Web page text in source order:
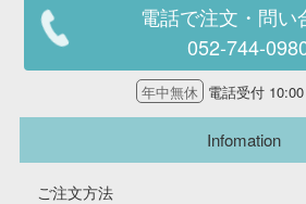
電話で注文・問い
052-744-
年中無休 電話受付
Infomation
ご注文方法